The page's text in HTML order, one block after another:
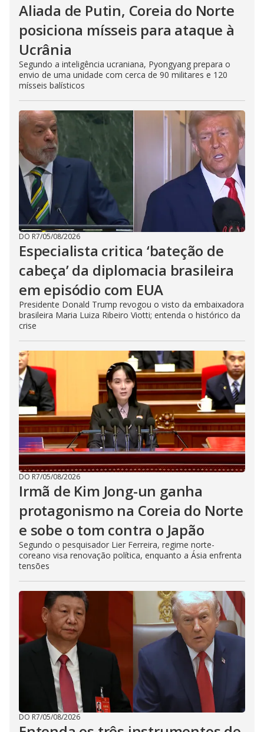
Aliada de Putin, Coreia do Norte
posiciona mísseis para ataque à
Ucrânia
Segundo a inteligência ucraniana, Pyongyang prepara o
envio de uma unidade com cerca de 90 militares e 120
mísseis balísticos
DO R7/05/08/2026
Especialista critica ‘bateção de
cabeça’ da diplomacia brasileira
em episódio com EUA
Presidente Donald Trump revogou o visto da embaixadora
brasileira Maria Luiza Ribeiro Viotti; entenda o histórico da
crise
DO R7/05/08/2026
Irmã de Kim Jong-un ganha
protagonismo na Coreia do Norte
e sobe o tom contra o Japão
Segundo o pesquisador Lier Ferreira, regime norte-
coreano visa renovação política, enquanto a Ásia enfrenta
tensões
DO R7/05/08/2026